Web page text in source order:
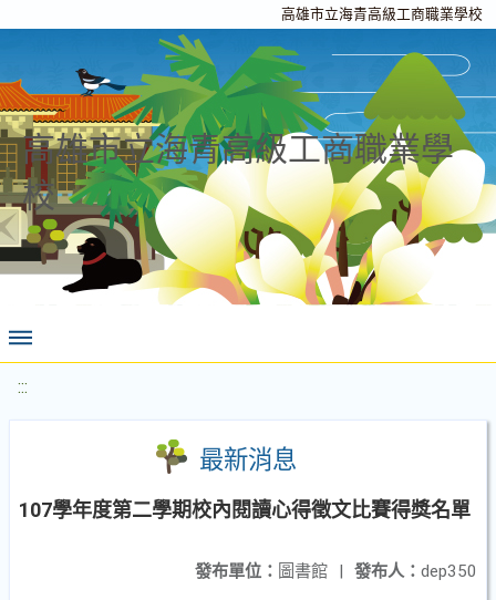
高雄市立海青高級工商職業學校
高雄市立海青高級工商職業學
校
:::
最新消息
107學年度第二學期校內閱讀心得徵文比賽得獎名單
發布人： dep350
發布單位： 圖書館 |